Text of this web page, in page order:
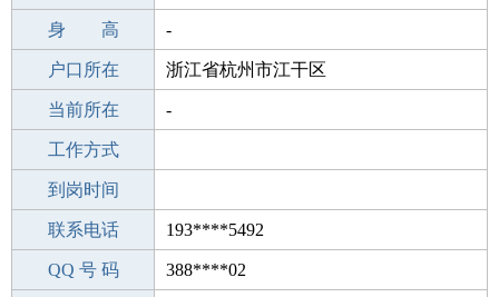
学 历 初中
身 高 -
毕业学校 合肥国营龙亢农场中学
户口所在 浙江省杭州市江干区
所学专业 -
当前所在 -
工作经验
工作方式
驾 照
到岗时间
期望月薪
联系电话 193****5492
手机号码 193****5492
QQ 号 码 388****02